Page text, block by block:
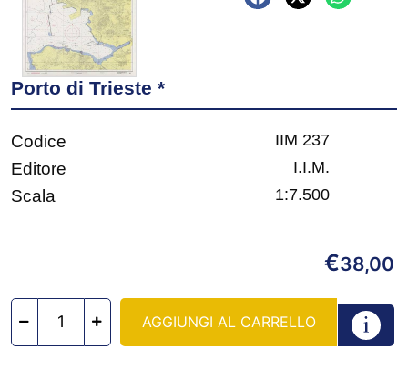
Porto di Trieste *
Codice IIM 237
Editore I.I.M.
Scala 1:7.500
€38,00
AGGIUNGI AL CARRELLO